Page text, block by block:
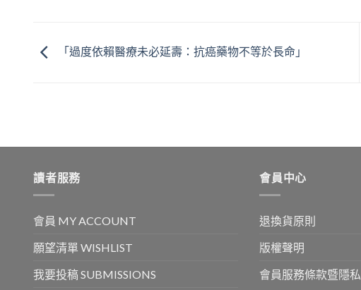
「過度依賴醫療未必延壽：抗癌藥物不等於長命」
讀者服務
會員 MY ACCOUNT
願望清單 WISHLIST
我要投稿 SUBMISSIONS
會員中心
退換貨原則
版權聲明
會員服務條款暨隱